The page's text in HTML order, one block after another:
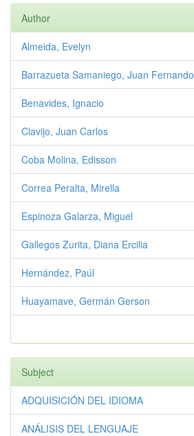
Author
Almeida, Evelyn
Barrazueta Samaniego, Juan Fernando
Benavides, Ignacio
Clavijo, Juan Carlos
Coba Molina, Edisson
Correa Peralta, Mirella
Espinoza Galarza, Miguel
Gallegos Zurita, Diana Ercilia
Hernández, Paúl
Huayamave, Germán Gerson
Subject
ADQUISICIÓN DEL IDIOMA
ANÁLISIS DEL LENGUAJE